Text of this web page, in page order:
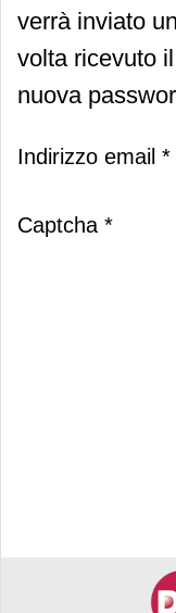
verrà inviato
volta ricevuto
nuova
Indirizzo email *
Captcha *